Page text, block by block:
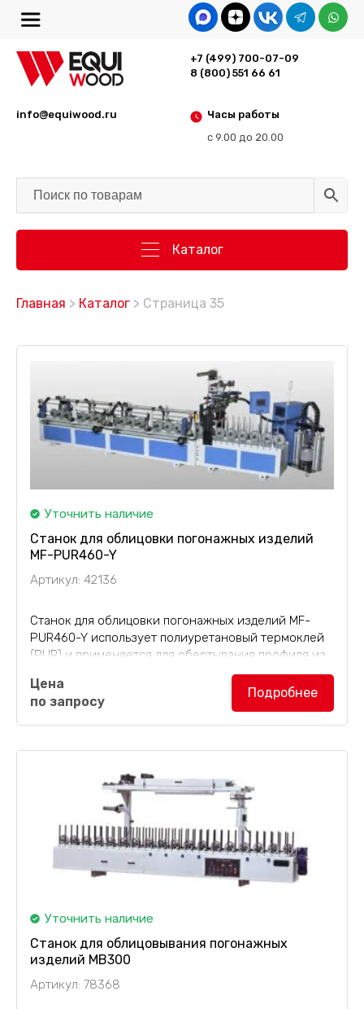
+7 (499) 700-07-09
8 (800) 551 66 61
Часы работы
с 9.00 до 20.00
info@equiwood.ru
Каталог
Главная > Каталог > Страница 35
Уточнить наличие
Станок для облицовки погонажных изделий
MF-PUR460-Y
Артикул: 42136
Станок для облицовки погонажных изделий MF-
PUR460-Y использует полиуретановый термоклей
(PUR) и применяется для обертывания профиля из
древесины, МДФ, пластика и алюминия, имеющего
одинаковые радиусы с обеих сторон. При этом...
Цена
по запросу
Подробнее
Уточнить наличие
Станок для облицовывания погонажных
изделий MB300
Артикул: 78368